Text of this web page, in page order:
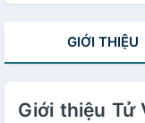
GIỚI THIỆU
Giới thiệu Tử